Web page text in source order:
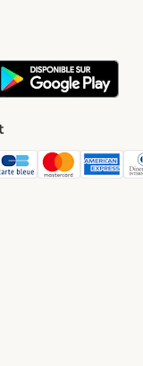
Method
Method
bleue Payment
Master cardAmerican
Method